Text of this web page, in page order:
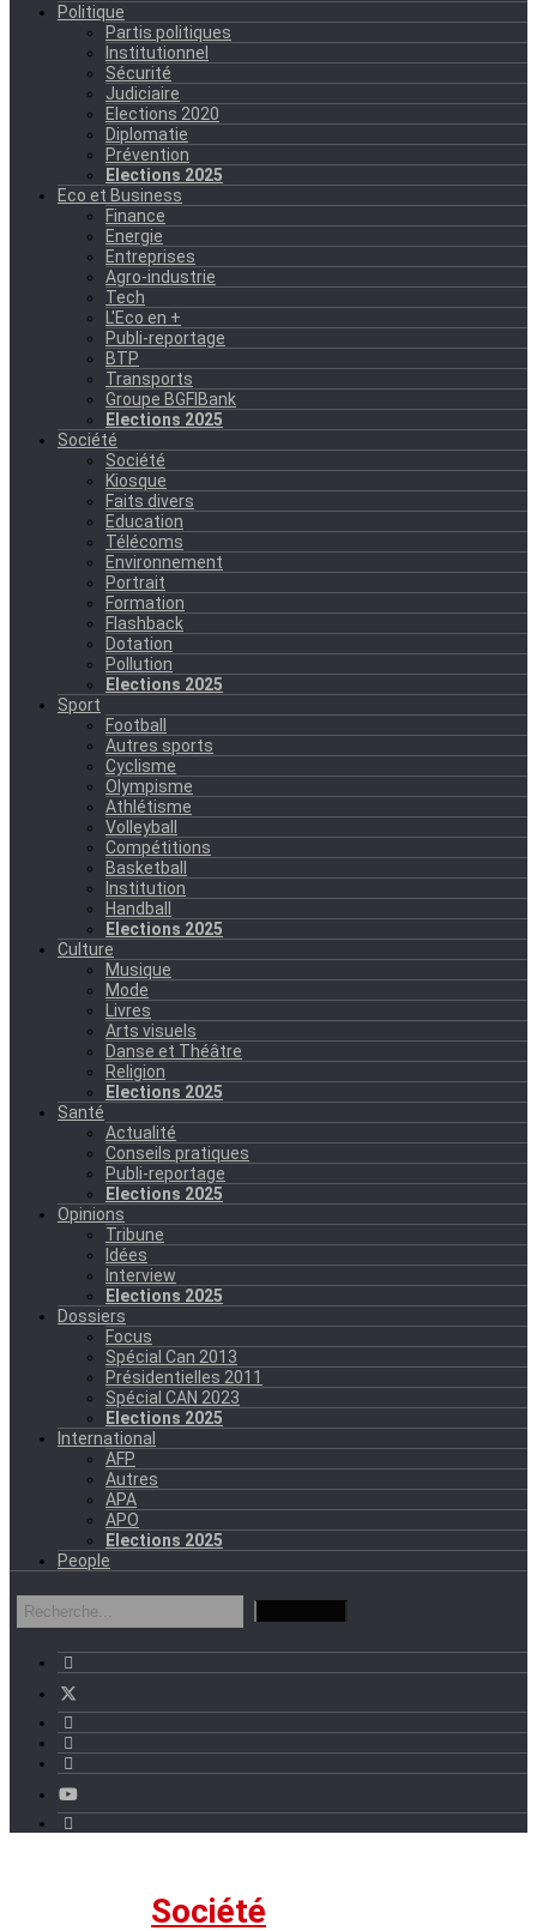
Politique
Partis politiques
Institutionnel
Sécurité
Judiciaire
Elections 2020
Diplomatie
Prévention
Elections 2025
Eco et Business
Finance
Energie
Entreprises
Agro-industrie
Tech
L'Eco en +
Publi-reportage
BTP
Transports
Groupe BGFIBank
Elections 2025
Société
Société
Kiosque
Faits divers
Education
Télécoms
Environnement
Portrait
Formation
Flashback
Dotation
Pollution
Elections 2025
Sport
Football
Autres sports
Cyclisme
Olympisme
Athlétisme
Volleyball
Compétitions
Basketball
Institution
Handball
Elections 2025
Culture
Musique
Mode
Livres
Arts visuels
Danse et Théâtre
Religion
Elections 2025
Santé
Actualité
Conseils pratiques
Publi-reportage
Elections 2025
Opinions
Tribune
Idées
Interview
Elections 2025
Dossiers
Focus
Spécial Can 2013
Présidentielles 2011
Spécial CAN 2023
Elections 2025
International
AFP
Autres
APA
APO
Elections 2025
People
Société